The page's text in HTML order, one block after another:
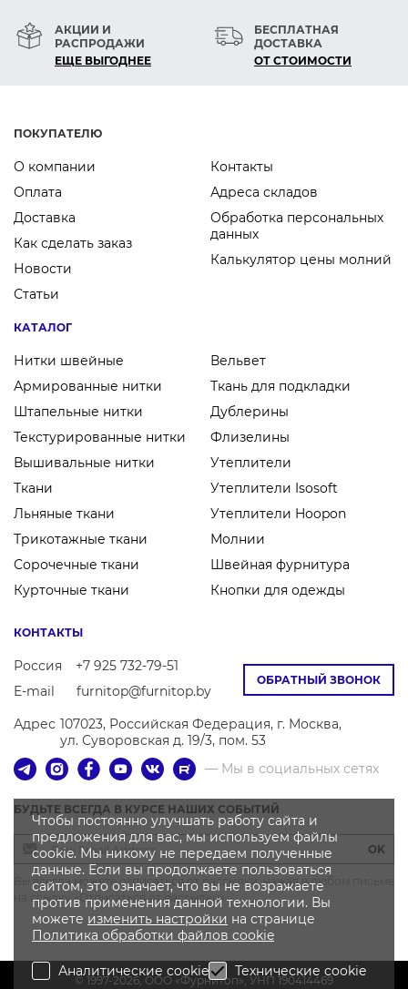
АКЦИИ И
РАСПРОДАЖИ
ЕЩЕ ВЫГОДНЕЕ
БЕСПЛАТНАЯ
ДОСТАВКА
ОТ СТОИМОСТИ
ПОКУПАТЕЛЮ
О компании
Оплата
Доставка
Как сделать заказ
Новости
Статьи
Контакты
Адреса складов
Обработка персональных
данных
Калькулятор цены молний
КАТАЛОГ
Нитки швейные
Армированные нитки
Штапельные нитки
Текстурированные нитки
Вышивальные нитки
Ткани
Льняные ткани
Трикотажные ткани
Сорочечные ткани
Курточные ткани
Вельвет
Ткань для подкладки
Дублерины
Флизелины
Утеплители
Утеплители Isosoft
Утеплители Hoopon
Молнии
Швейная фурнитура
Кнопки для одежды
ОБРАТНЫЙ ЗВОНОК
КОНТАКТЫ
Россия
+7 925 732-79-51
E-mail
furnitop@furnitop.by
Адрес 107023, Российская Федерация, г. Москва,
ул. Суворовская д. 19/3, пом. 53
— Мы в социальных сетях
БУДЬТЕ ВСЕГДА В КУРСЕ НАШИХ СОБЫТИЙ
OK
Вы всегда можете отписаться от рассылки, нажав в любом письме
на ссылку «Отписаться от рассылки»
© 1997-2026, OOO «Фурнитоп», УНП 190414469
Чтобы постоянно улучшать работу сайта и
предложения для вас, мы используем файлы
cookie. Мы никому не передаем полученные
данные. Если вы продолжаете пользоваться
сайтом, это означает, что вы не возражаете
против применения данной технологии. Вы
можете изменить настройки на странице
Политика обработки файлов cookie
Аналитические cookie Технические cookie